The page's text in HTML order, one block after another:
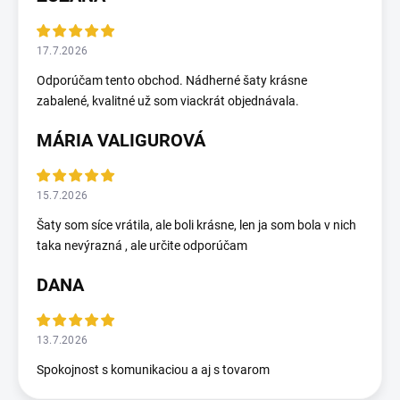
17.7.2026
Odporúčam tento obchod. Nádherné šaty krásne
zabalené, kvalitné už som viackrát objednávala.
MÁRIA VALIGUROVÁ
15.7.2026
Šaty som síce vrátila, ale boli krásne, len ja som bola v nich
taka nevýrazná , ale určite odporúčam
DANA
13.7.2026
Spokojnost s komunikaciou a aj s tovarom